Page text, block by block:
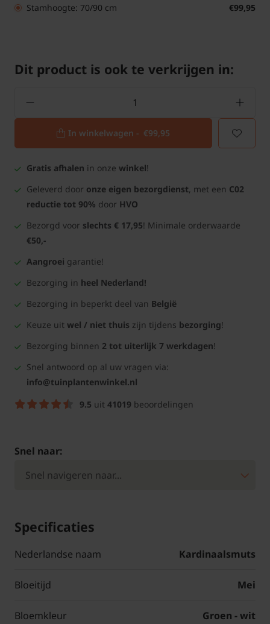
Stamhoogte: 70/90 cm
€99,95
Dit product is ook te verkrijgen in:
In winkelwagen - €99,95
Gratis afhalen in onze winkel!
Geleverd door onze eigen bezorgdienst, met een C02
reductie tot 90% door HVO
Bezorgd voor slechts € 17,95! Minimale orderwaarde
€50,-
Aangroei garantie!
Bezorging in heel Nederland!
Bezorging in beperkt deel van België
Keuze uit wel / niet thuis zijn tijdens bezorging!
Bezorging binnen 2 tot uiterlijk 7 werkdagen!
Snel antwoord op al uw vragen via:
info@tuinplantenwinkel.nl
9.5 uit 41019 beoordelingen
Snel naar:
Specificaties
Nederlandse naam Kardinaalsmuts
Bloeitijd Mei
Bloemkleur Groen - wit